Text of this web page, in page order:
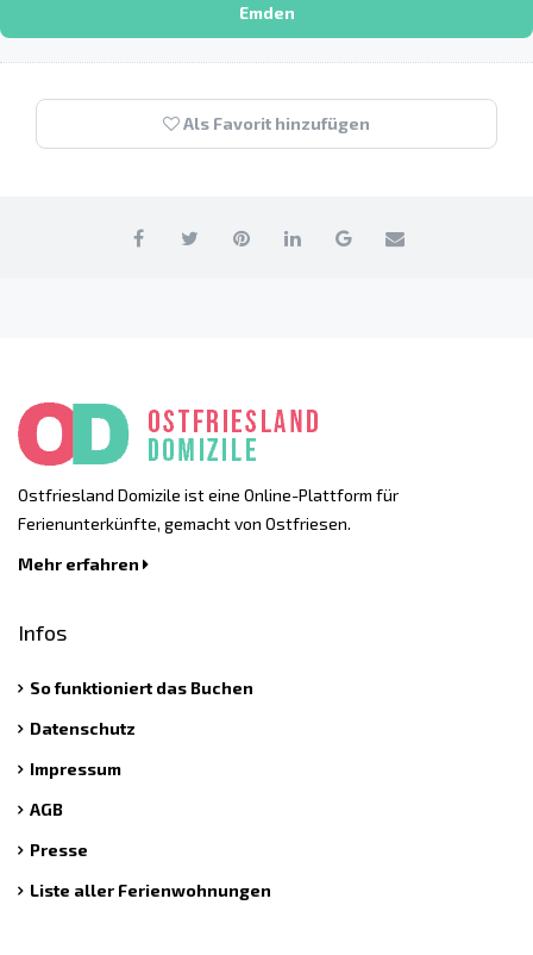
Emden
Als Favorit hinzufügen
Ostfriesland Domizile ist eine Online-Plattform für
Ferienunterkünfte, gemacht von Ostfriesen.
Mehr erfahren
Infos
So funktioniert das Buchen
Datenschutz
Impressum
AGB
Presse
Liste aller Ferienwohnungen